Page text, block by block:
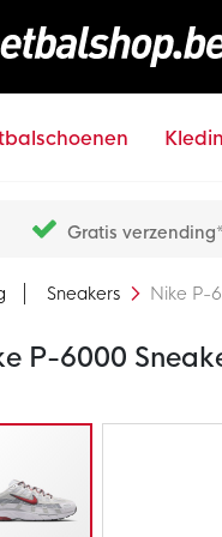
Gratis
Sneakers Nike P-
P-6000